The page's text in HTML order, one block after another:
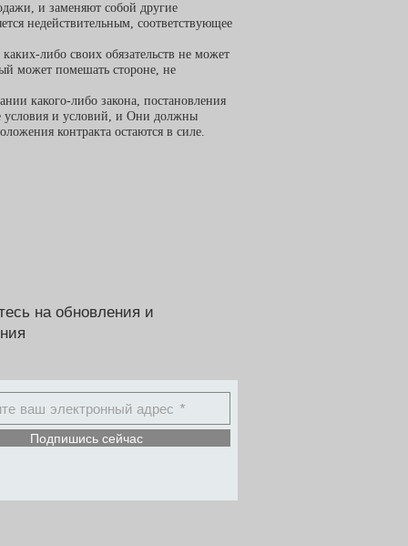
и заменяют собой другие
недействительным, соответствующее
либо своих обязательств не может
может помешать стороне, не
какого-либо закона, постановления
условия и условий, и Они должны
контракта остаются в силе.
на обновления и
Подпишись сейчас